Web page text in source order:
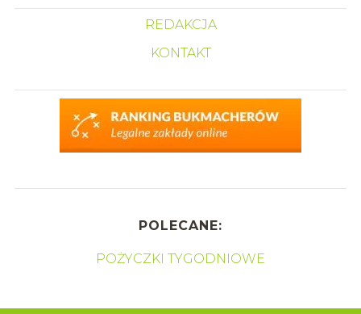
REDAKCJA
KONTAKT
POLECANE:
POŻYCZKI TYGODNIOWE